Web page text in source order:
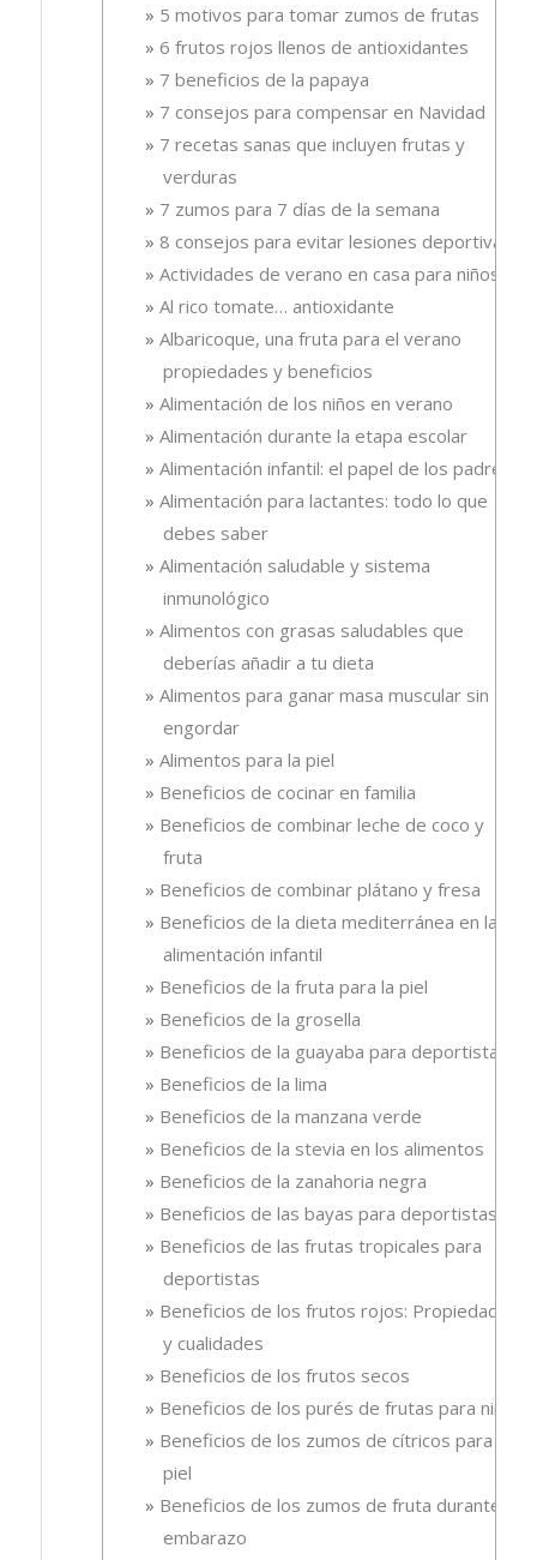
5 motivos para tomar zumos de frutas
6 frutos rojos llenos de antioxidantes
7 beneficios de la papaya
7 consejos para compensar en Navidad
7 recetas sanas que incluyen frutas y
verduras
7 zumos para 7 días de la semana
8 consejos para evitar lesiones deportivas
Actividades de verano en casa para niños
Al rico tomate… antioxidante
Albaricoque, una fruta para el verano
propiedades y beneficios
Alimentación de los niños en verano
Alimentación durante la etapa escolar
Alimentación infantil: el papel de los padres
Alimentación para lactantes: todo lo que
debes saber
Alimentación saludable y sistema
inmunológico
Alimentos con grasas saludables que
deberías añadir a tu dieta
Alimentos para ganar masa muscular sin
engordar
Alimentos para la piel
Beneficios de cocinar en familia
Beneficios de combinar leche de coco y
fruta
Beneficios de combinar plátano y fresa
Beneficios de la dieta mediterránea en la
alimentación infantil
Beneficios de la fruta para la piel
Beneficios de la grosella
Beneficios de la guayaba para deportistas
Beneficios de la lima
Beneficios de la manzana verde
Beneficios de la stevia en los alimentos
Beneficios de la zanahoria negra
Beneficios de las bayas para deportistas
Beneficios de las frutas tropicales para
deportistas
Beneficios de los frutos rojos: Propiedades
y cualidades
Beneficios de los frutos secos
Beneficios de los purés de frutas para niños
Beneficios de los zumos de cítricos para la
piel
Beneficios de los zumos de fruta durante el
embarazo